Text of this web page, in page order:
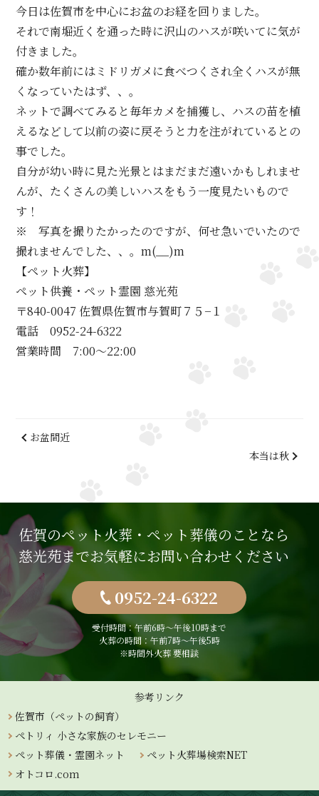
今日は佐賀市を中心にお盆のお経を回りました。
それで南堀近くを通った時に沢山のハスが咲いてに気が
付きました。
確か数年前にはミドリガメに食べつくされ全くハスが無
くなっていたはず、、。
ネットで調べてみると毎年カメを捕獲し、ハスの苗を植
えるなどして以前の姿に戻そうと力を注がれているとの
事でした。
自分が幼い時に見た光景とはまだまだ遠いかもしれませ
んが、たくさんの美しいハスをもう一度見たいもので
す！
※ 写真を撮りたかったのですが、何せ急いでいたので
撮れませんでした、、。m(__)m
【ペット火葬】
ペット供養・ペット霊園 慈光苑
〒840-0047 佐賀県佐賀市与賀町７５−１
電話 0952-24-6322
営業時間 7:00～22:00
お盆間近
本当は秋
佐賀のペット火葬・ペット葬儀のことなら
慈光苑までお気軽にお問い合わせください
0952-24-6322
受付時間：午前6時〜午後10時まで
火葬の時間：午前7時～午後5時
※時間外火葬 要相談
参考リンク
佐賀市（ペットの飼育）
ペトリィ 小さな家族のセレモニー
ペット葬儀・霊園ネット
ペット火葬場検索NET
オトコロ.com